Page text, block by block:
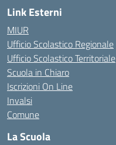
Link Esterni
MIUR
Ufficio Scolastico Regionale
Ufficio Scolastico Territoriale
Scuola in Chiaro
Iscrizioni On Line
Invalsi
Comune
La Scuola